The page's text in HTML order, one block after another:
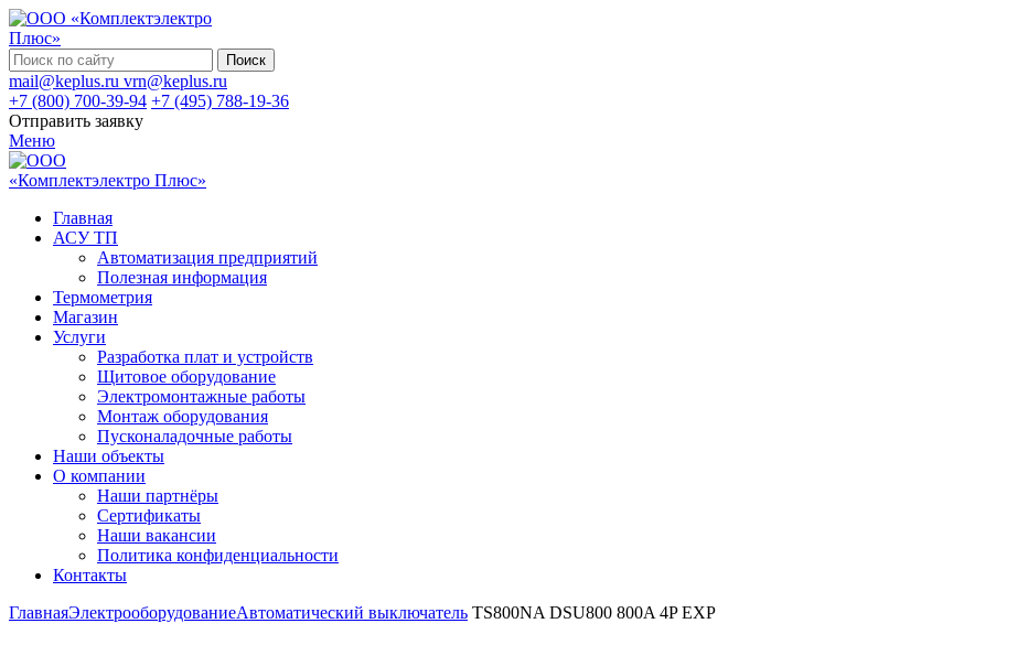
Поиск
mail@keplus.ru vrn@keplus.ru
+7 (800) 700-39-94 +7 (495) 788-19-36
Отправить заявку
Меню
Главная
АСУ ТП
Автоматизация предприятий
Полезная информация
Термометрия
Магазин
Услуги
Разработка плат и устройств
Щитовое оборудование
Электромонтажные работы
Монтаж оборудования
Пусконаладочные работы
Наши объекты
О компании
Наши партнёры
Сертификаты
Наши вакансии
Политика конфиденциальности
Контакты
ГлавнаяЭлектрооборудованиеАвтоматический выключатель TS800NA DSU800 800A 4P EXP